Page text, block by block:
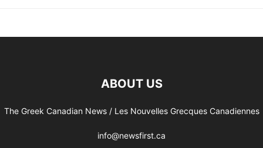
ABOUT US
The Greek Canadian News / Les Nouvelles Grecques Canadiennes
info@newsfirst.ca